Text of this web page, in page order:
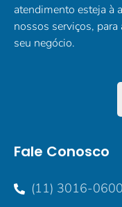
atendimento esteja à
nossos serviços, para
seu negócio.
Fale Conosco
(11) 3016-0600